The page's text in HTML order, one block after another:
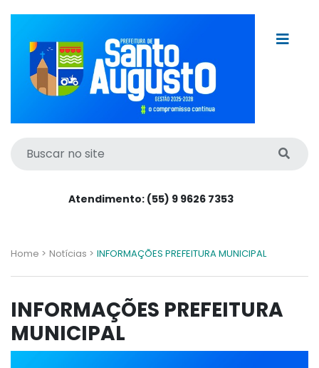
Atendimento: (55) 9 9626 7353
Home > Notícias > INFORMAÇÕES PREFEITURA MUNICIPAL
INFORMAÇÕES PREFEITURA
MUNICIPAL